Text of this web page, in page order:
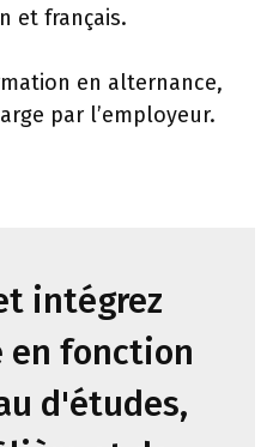
et français.
en alternance,
par l’employeur.
intégrez
en fonction
d'études,